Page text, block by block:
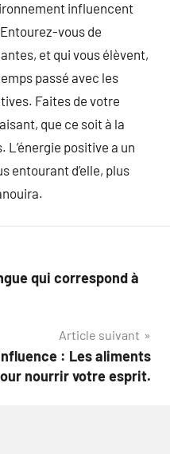
influencent
vous de
et qui vous élèvent,
passé avec les
Faites de votre
que ce soit à la
L’énergie positive a un
entourant d’elle, plus
qui correspond à
Article suivant
: Les aliments
nourrir votre esprit.